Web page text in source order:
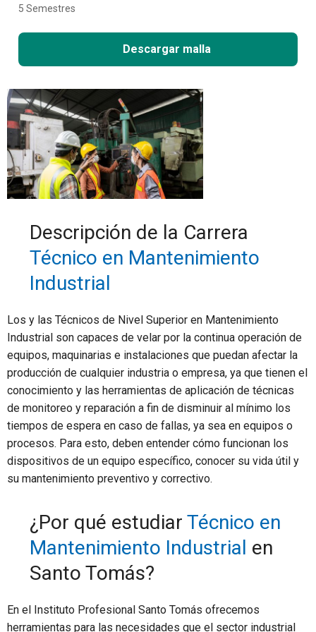
5 Semestres
Descargar malla
Descripción de la Carrera
Técnico en Mantenimiento
Industrial
Los y las Técnicos de Nivel Superior en Mantenimiento
Industrial son capaces de velar por la continua operación de
equipos, maquinarias e instalaciones que puedan afectar la
producción de cualquier industria o empresa, ya que tienen el
conocimiento y las herramientas de aplicación de técnicas
de monitoreo y reparación a fin de disminuir al mínimo los
tiempos de espera en caso de fallas, ya sea en equipos o
procesos. Para esto, deben entender cómo funcionan los
dispositivos de un equipo específico, conocer su vida útil y
su mantenimiento preventivo y correctivo.
¿Por qué estudiar Técnico en
Mantenimiento Industrial en
Santo Tomás?
En el Instituto Profesional Santo Tomás ofrecemos
herramientas para las necesidades que el sector industrial